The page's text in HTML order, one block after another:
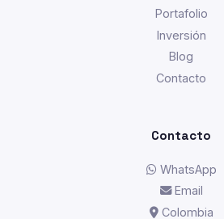
Portafolio
Inversión
Blog
Contacto
Contacto
WhatsApp
Email
Colombia